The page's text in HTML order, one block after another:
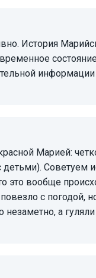
детьми). Советуем
это вообще
с погодой,
а гуляли